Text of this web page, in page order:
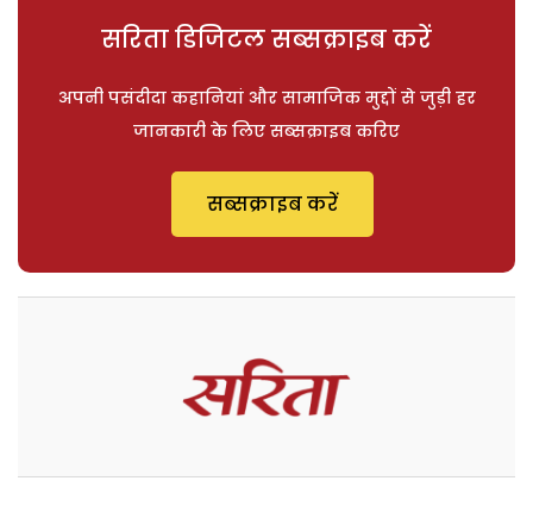
सरिता डिजिटल सब्सक्राइब करें
अपनी पसंदीदा कहानियां और सामाजिक मुद्दों से जुड़ी हर
जानकारी के लिए सब्सक्राइब करिए
सब्सक्राइब करें